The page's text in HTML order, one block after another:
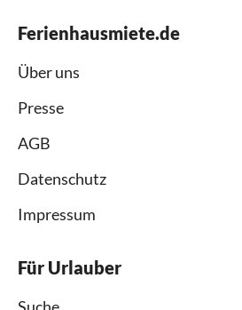
Ferienhausmiete.de
Über uns
Presse
AGB
Datenschutz
Impressum
Für Urlauber